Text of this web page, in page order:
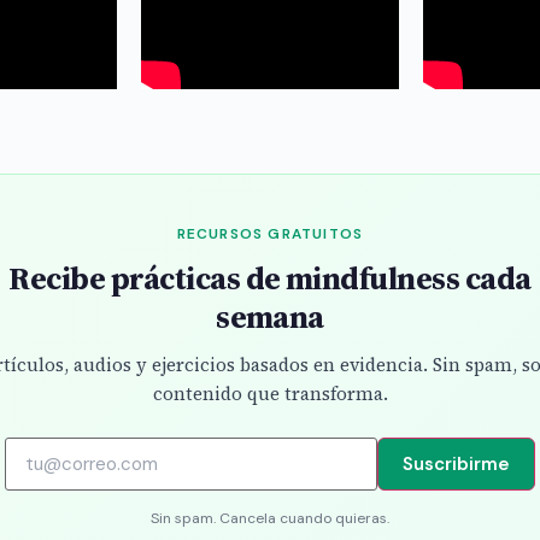
RECURSOS GRATUITOS
Recibe prácticas de mindfulness cada
semana
audios y ejercicios basados en evidencia. Sin spam,
contenido que transforma.
Suscribirme
Sin spam. Cancela cuando quieras.